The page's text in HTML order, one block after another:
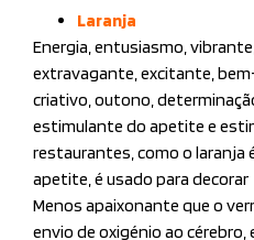
Laranja
Energia, entusiasmo,
extravagante, excitante,
criativo, outono,
estimulante do apetite e
restaurantes, como o laranja
apetite, é usado para
Menos apaixonante que o
envio de oxigénio ao